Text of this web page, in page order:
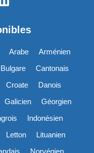
Arabe
Arménien
Bulgare
Cantonais
Croate
Danois
Galicien
Géorgien
Indonésien
Letton
Lituanien
Norvégien